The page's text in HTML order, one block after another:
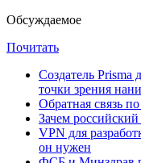
Обсуждаемое
Почитать
Создатель Prisma
точки зрения
Обратная связь
Зачем
VPN для
он нужен